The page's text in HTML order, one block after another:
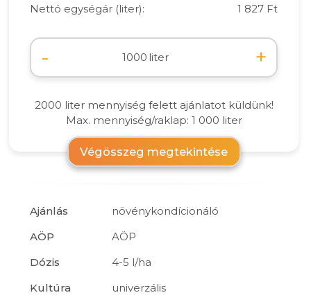
Nettó egységár (liter): 1 827 Ft
- liter +
2000 liter mennyiség felett ajánlatot küldünk!
Max. mennyiség/raklap: 1 000 liter
Végösszeg megtekintése
Ajánlás
növénykondícionáló
AÖP
AÖP
Dózis
4-5 l/ha
Kultúra
univerzális